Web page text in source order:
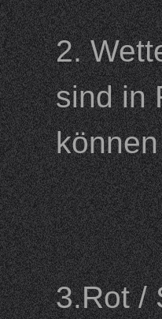
2.
sind in
3.Rot /